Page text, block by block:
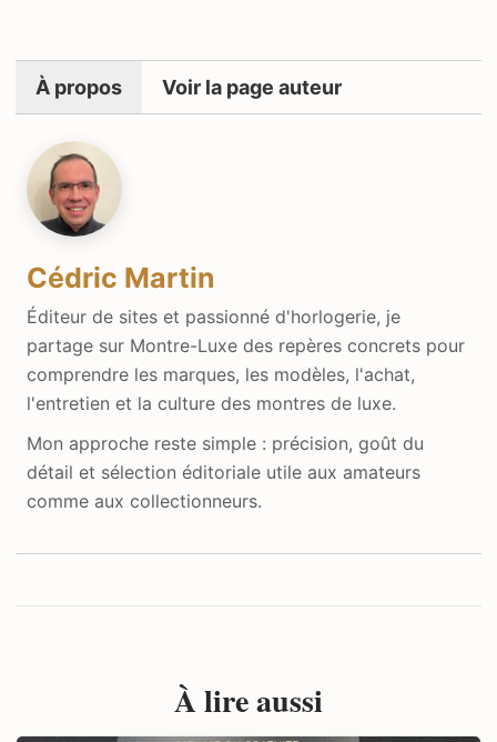
À propos Voir la page auteur
Cédric Martin
Éditeur de sites et passionné d'horlogerie, je
partage sur Montre-Luxe des repères concrets pour
comprendre les marques, les modèles, l'achat,
l'entretien et la culture des montres de luxe.
Mon approche reste simple : précision, goût du
détail et sélection éditoriale utile aux amateurs
comme aux collectionneurs.
À lire aussi